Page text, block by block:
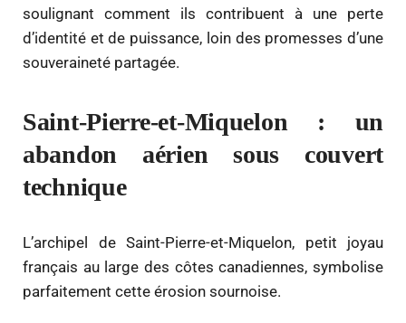
soulignant comment ils contribuent à une perte
d’identité et de puissance, loin des promesses d’une
souveraineté partagée.
Saint-Pierre-et-Miquelon : un
abandon aérien sous couvert
technique
L’archipel de Saint-Pierre-et-Miquelon, petit joyau
français au large des côtes canadiennes, symbolise
parfaitement cette érosion sournoise.